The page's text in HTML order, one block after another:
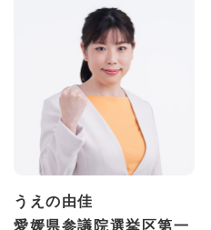
うえの由佳
愛媛県参議院選挙区第一